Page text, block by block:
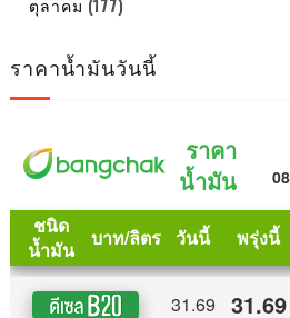
ตุลาคม (177)
ราคาน้ำมันวันนี้